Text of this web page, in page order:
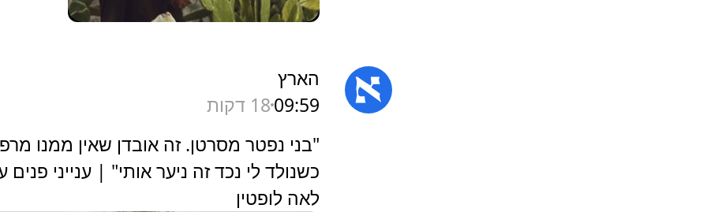
הארץ
09:5918 דקות
‏"בני נפטר מסרטן. זה אובדן שאין ממנו
כשנולד לי נכד זה ניער אותי" | ענייני פנים
לאה לופטין